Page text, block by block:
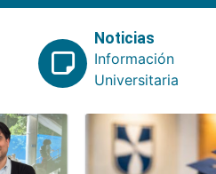
Noticias
Información
Universitaria